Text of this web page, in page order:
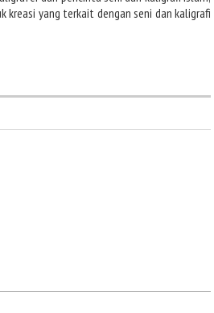
kreasi yang terkait dengan seni dan kaligrafi